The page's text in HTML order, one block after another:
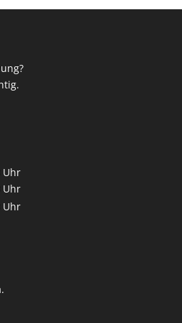
Uhr
Uhr
Uhr